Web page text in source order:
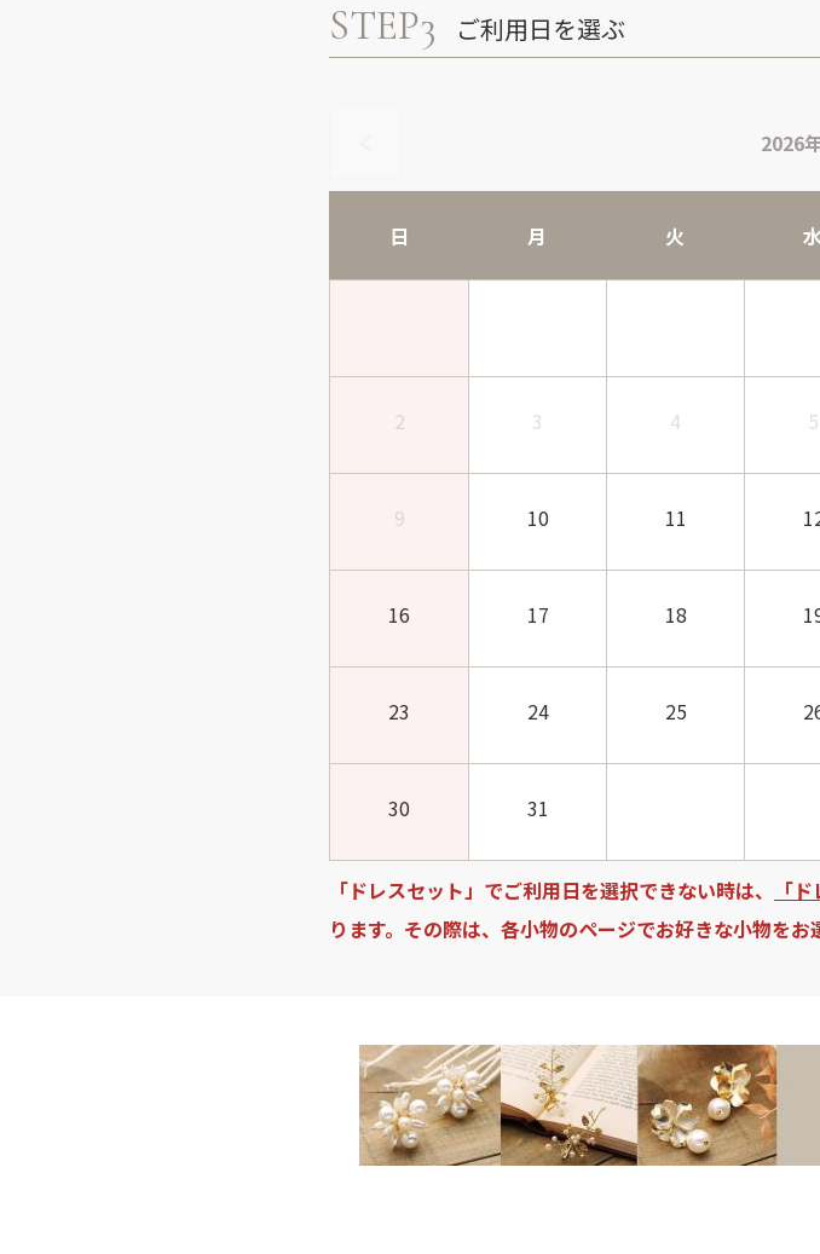
STEP3 ご利用日を選ぶ
2026
日 月 火 水
2 3 4 5
9 10 11
16 17 18
23 24 25
30 31
「ドレスセット」でご利用日を選択できない時は、 「
ります。その際は、各小物のページでお好きな小物をお